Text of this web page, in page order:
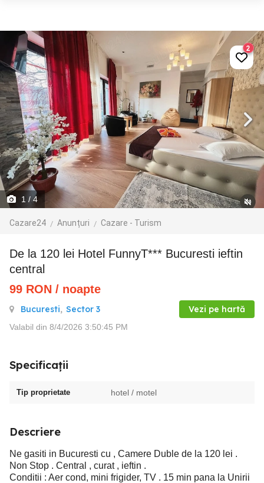
1 / 4
Cazare24 Anunțuri Cazare - Turism
2
De la 120 lei Hotel FunnyT*** Bucuresti ieftin
central
99 RON / noapte
Bucuresti, Sector 3 Vezi pe hartă
Valabil din 8/4/2026 3:50:45 PM
Specificații
Tip proprietate hotel / motel
Descriere
Ne gasiti in Bucuresti cu , Camere Duble de la 120 lei .
Non Stop . Central , curat , ieftin .
Conditii : Aer cond, mini frigider, TV . 15 min pana la Unirii